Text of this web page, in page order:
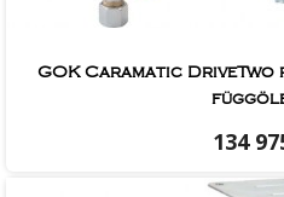
GOK Caramatic
134